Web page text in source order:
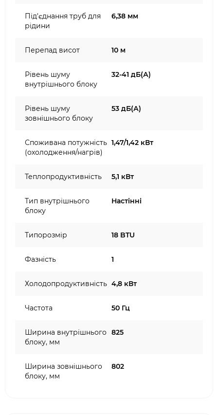
Під'єднання труб для
рідини
6,38 мм
Перепад висот 10 м
Рівень шуму
внутрішнього блоку
32-41 дБ(А)
Рівень шуму
зовнішнього блоку
53 дБ(А)
Споживана потужність
(охолодження/нагрів)
1,47/1,42 кВт
Теплопродуктивність 5,1 кВт
Тип внутрішнього
блоку
Настінні
Типорозмір 18 BTU
Фазність 1
Холодопродуктивність 4,8 кВт
Частота 50 Гц
Ширина внутрішнього
блоку, мм
825
Ширина зовнішнього
блоку, мм
802